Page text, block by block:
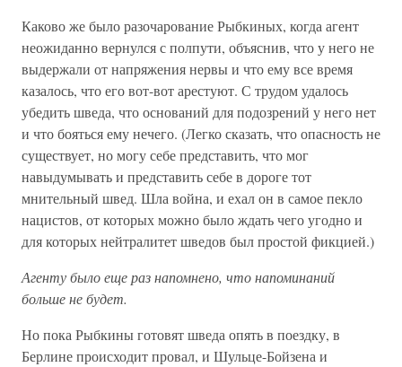
Каково же было разочарование Рыбкиных, когда агент
неожиданно вернулся с полпути, объяснив, что у него не
выдержали от напряжения нервы и что ему все время
казалось, что его вот-вот арестуют. С трудом удалось
убедить шведа, что оснований для подозрений у него нет
и что бояться ему нечего. (Легко сказать, что опасность не
существует, но могу себе представить, что мог
навыдумывать и представить себе в дороге тот
мнительный швед. Шла война, и ехал он в самое пекло
нацистов, от которых можно было ждать чего угодно и
для которых нейтралитет шведов был простой фикцией.)
Агенту было еще раз напомнено, что напоминаний
больше не будет.
Но пока Рыбкины готовят шведа опять в поездку, в
Берлине происходит провал, и Шульце-Бойзена и